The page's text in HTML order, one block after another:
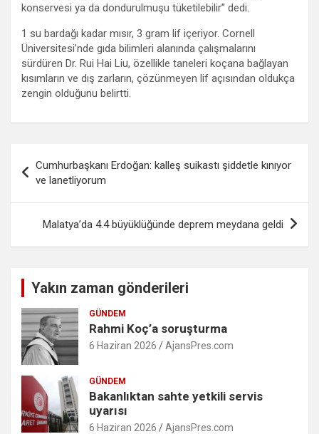
konservesi ya da dondurulmuşu tüketilebilir” dedi.
1 su bardağı kadar mısır, 3 gram lif içeriyor. Cornell
Üniversitesi’nde gıda bilimleri alanında çalışmalarını
sürdüren Dr. Rui Hai Liu, özellikle taneleri koçana bağlayan
kısımların ve dış zarların, çözünmeyen lif açısından oldukça
zengin olduğunu belirtti.
gezinmesi
Cumhurbaşkanı Erdoğan: kalleş suikastı şiddetle kınıyor
ve lanetliyorum
Malatya’da 4.4 büyüklüğünde deprem meydana geldi
Yakın zaman gönderileri
GÜNDEM
Rahmi Koç’a soruşturma
6 Haziran 2026 AjansPres.com
GÜNDEM
Bakanlıktan sahte yetkili servis
uyarısı
6 Haziran 2026 AjansPres.com